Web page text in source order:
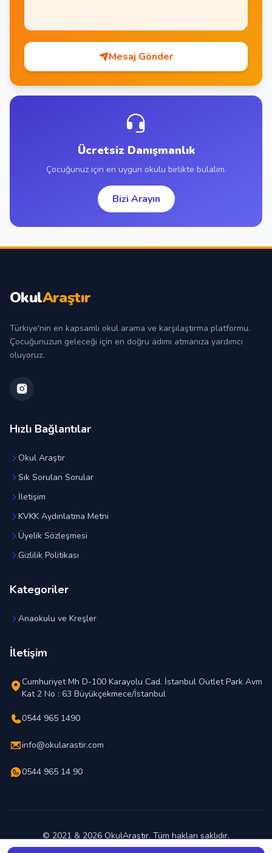
Mesaj Gönder
Ücretsiz Danışmanlık
Çocuğunuz için en uygun okulu birlikte bulalım.
Bizi Arayın
OkulAraştır
Türkiye'nin en kapsamlı okul arama ve karşılaştırma platformu.
Çocuğunuzun geleceği için en doğru adımı atmanıza yardımcı
oluyoruz.
Hızlı Bağlantılar
Okul Araştır
Sık Sorulan Sorular
İletişim
KVKK Aydınlatma Metni
Üyelik Sözleşmesi
Gizlilik Politikası
Kategoriler
Anaokulu ve Kreşler
İletişim
Cumhuriyet Mh D-100 Karayolu Cad. İstanbul Outlet Park Avm
Kat 2 No : 63 Büyükçekmece/İstanbul
0544 965 1490
info@okularastir.com
0544 965 14 90
© 2021 & 2026 OkulAraştır. Tüm hakları saklıdır.